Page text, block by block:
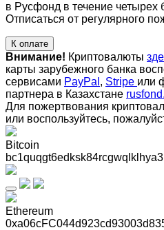
в Русфонд в течение четырех
Отписаться от регулярного
К оплате
Внимание! Криптовалюты
карты зарубежного банка
сервисами PayPal , Stripe или
партнера в Казахстане
Для пожертвования
или воспользуйтесь,
Bitcoin
Ethereum